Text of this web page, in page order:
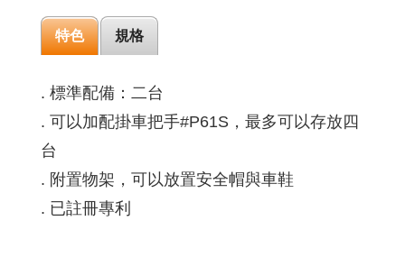
特色 規格
. 標準配備：二台
. 可以加配掛車把手#P61S，最多可以存放四
台
. 附置物架，可以放置安全帽與車鞋
. 已註冊專利